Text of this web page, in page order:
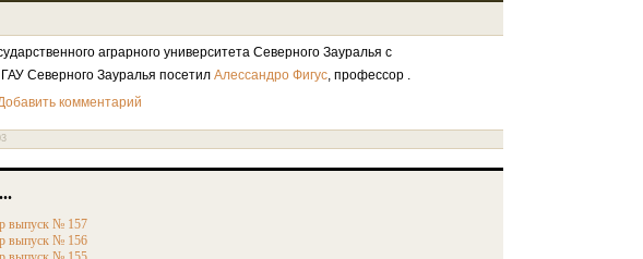
аграрного университета Северного Зауралья с
Северного Зауралья посетил Алессандро Фигус, профессор .
комментарий
выпуск № 157
выпуск № 156